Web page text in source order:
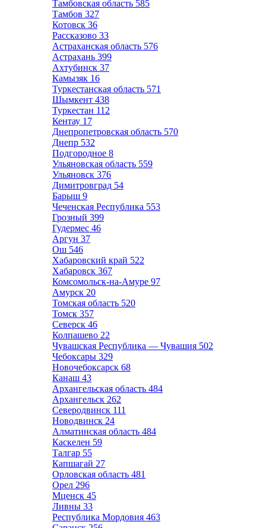
Тамбовская область 585
Тамбов 327
Котовск 36
Рассказово 33
Астраханская область 576
Астрахань 399
Ахтубинск 37
Камызяк 16
Туркестанская область 571
Шымкент 438
Туркестан 112
Кентау 17
Днепропетровская область 570
Днепр 532
Подгородное 8
Ульяновская область 559
Ульяновск 376
Димитровград 54
Барыш 9
Чеченская Республика 553
Грозный 399
Гудермес 46
Аргун 37
Ош 546
Хабаровский край 522
Хабаровск 367
Комсомольск-на-Амуре 97
Амурск 20
Томская область 520
Томск 357
Северск 46
Колпашево 22
Чувашская Республика — Чувашия 502
Чебоксары 329
Новочебоксарск 68
Канаш 43
Архангельская область 484
Архангельск 262
Северодвинск 111
Новодвинск 24
Алматинская область 484
Каскелен 59
Талгар 55
Капшагай 27
Орловская область 481
Орел 296
Мценск 45
Ливны 33
Республика Мордовия 463